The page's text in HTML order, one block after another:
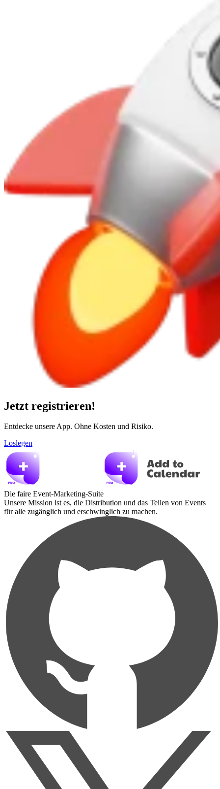
Jetzt registrieren!
Entdecke unsere App. Ohne Kosten und Risiko.
Loslegen
Die faire Event-Marketing-Suite
Unsere Mission ist es, die Distribution und das Teilen von Events
für alle zugänglich und erschwinglich zu machen.